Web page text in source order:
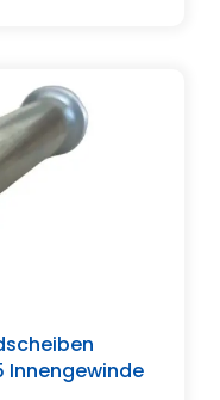
Innengewinde